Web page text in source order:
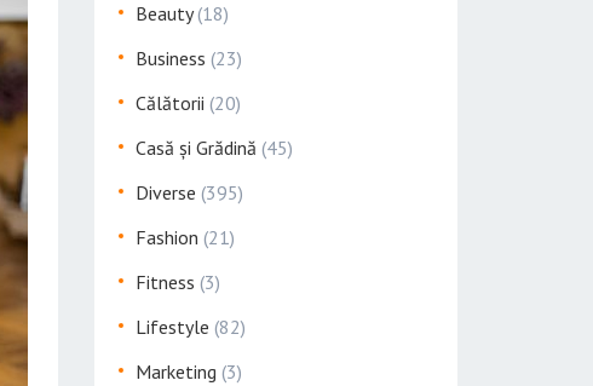
Beauty(18)
Business (23)
Călătorii (20)
Casă și Grădină (45)
Diverse (395)
Fashion (21)
Fitness (3)
Lifestyle (82)
Marketing (3)